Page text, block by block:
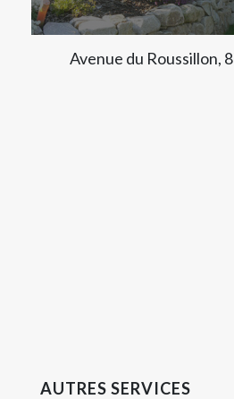
Avenue du Roussillon,
AUTRES SERVICES